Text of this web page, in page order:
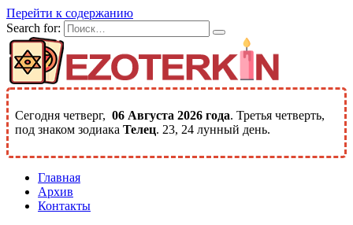
Перейти к содержанию
Search for:
Сегодня четверг, 06 Августа 2026 года. Третья четверть,
под знаком зодиака Телец. 23, 24 лунный день.
Главная
Архив
Контакты